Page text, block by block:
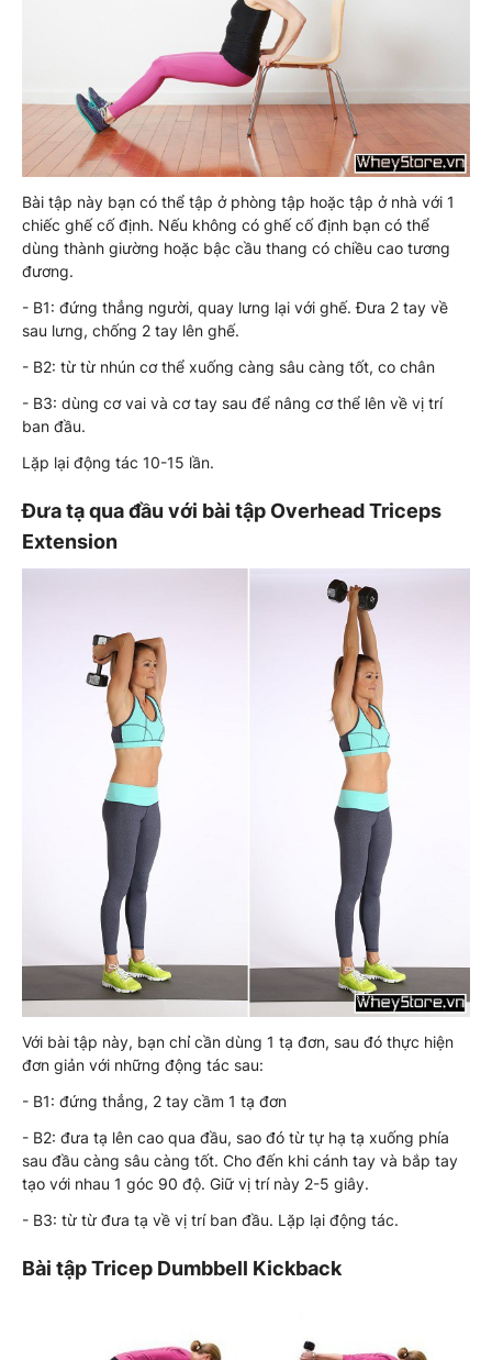
Bài tập này bạn có thể tập ở phòng tập hoặc tập ở nhà với 1
chiếc ghế cố định. Nếu không có ghế cố định bạn có thể
dùng thành giường hoặc bậc cầu thang có chiều cao tương
đương.
- B1: đứng thẳng người, quay lưng lại với ghế. Đưa 2 tay về
sau lưng, chống 2 tay lên ghế.
- B2: từ từ nhún cơ thể xuống càng sâu càng tốt, co chân
- B3: dùng cơ vai và cơ tay sau để nâng cơ thể lên về vị trí
ban đầu.
Lặp lại động tác 10-15 lần.
Đưa tạ qua đầu với bài tập Overhead Triceps
Extension
Với bài tập này, bạn chỉ cần dùng 1 tạ đơn, sau đó thực hiện
đơn giản với những động tác sau:
- B1: đứng thẳng, 2 tay cầm 1 tạ đơn
- B2: đưa tạ lên cao qua đầu, sao đó từ tự hạ tạ xuống phía
sau đầu càng sâu càng tốt. Cho đến khi cánh tay và bắp tay
tạo với nhau 1 góc 90 độ. Giữ vị trí này 2-5 giây.
- B3: từ từ đưa tạ về vị trí ban đầu. Lặp lại động tác.
Bài tập Tricep Dumbbell Kickback